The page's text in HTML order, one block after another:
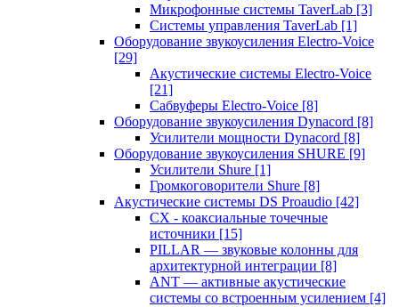
Микрофонные системы TaverLab [3]
Системы управления TaverLab [1]
Оборудование звукоусиления Electro-Voice
[29]
Акустические системы Electro-Voice
[21]
Сабвуферы Electro-Voice [8]
Оборудование звукоусиления Dynacord [8]
Усилители мощности Dynacord [8]
Оборудование звукоусиления SHURE [9]
Усилители Shure [1]
Громкоговорители Shure [8]
Акустические системы DS Proaudio [42]
CX - коаксиальные точечные
источники [15]
PILLAR — звуковые колонны для
архитектурной интеграции [8]
ANT — активные акустические
системы со встроенным усилением [4]